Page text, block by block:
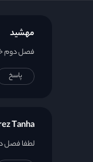
قسمت 24
مهشید
فصل دوم
پاسخ
Tanha
لطفا فصل